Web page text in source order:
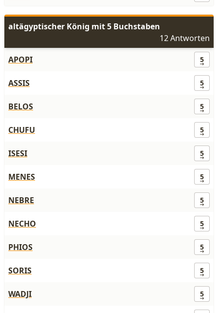
altägyptischer König mit 5 Buchstaben
12 Antworten
APOPI
5
ASSIS 5
BELOS 5
CHUFU 5
ISESI 5
MENES 5
NEBRE 5
NECHO 5
PHIOS 5
SORIS 5
WADJI 5